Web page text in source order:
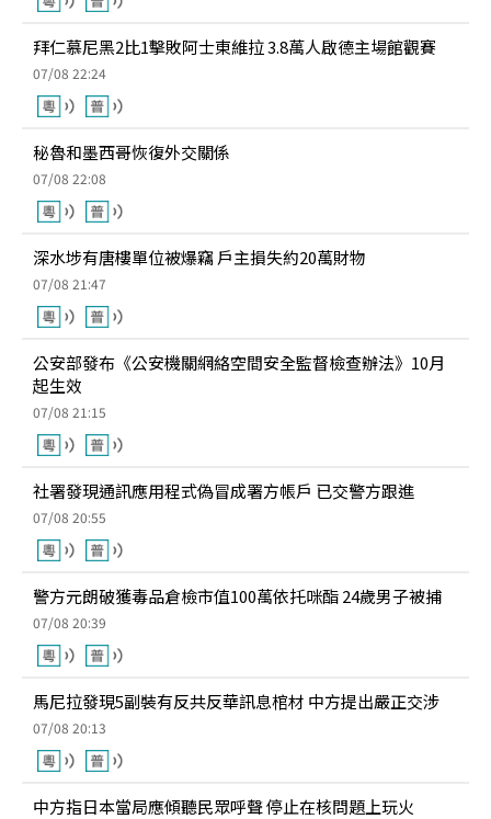
拜仁慕尼黑2比1擊敗阿士東維拉 3.8萬人啟德主場館觀賽
07/08 22:24
秘魯和墨西哥恢復外交關係
07/08 22:08
深水埗有唐樓單位被爆竊 戶主損失約20萬財物
07/08 21:47
公安部發布《公安機關網絡空間安全監督檢查辦法》10月
起生效
07/08 21:15
社署發現通訊應用程式偽冒成署方帳戶 已交警方跟進
07/08 20:55
警方元朗破獲毒品倉檢市值100萬依托咪酯 24歲男子被捕
07/08 20:39
馬尼拉發現5副裝有反共反華訊息棺材 中方提出嚴正交涉
07/08 20:13
中方指日本當局應傾聽民眾呼聲 停止在核問題上玩火